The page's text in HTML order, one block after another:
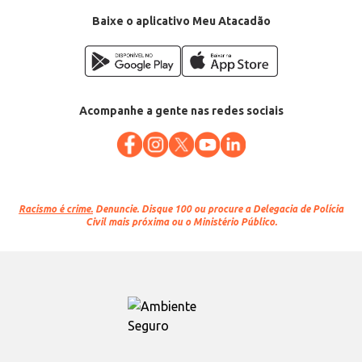
Baixe o aplicativo Meu Atacadão
Acompanhe a gente nas redes sociais
Racismo é crime. Denuncie. Disque 100 ou procure a Delegacia de Polícia
Civil mais próxima ou o Ministério Público.